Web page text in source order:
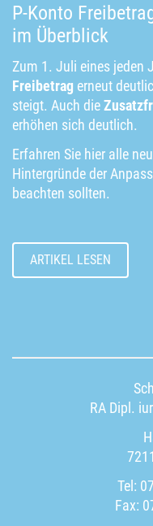
P-Konto
im Überblick
Zum 1. Juli eines jeden
Freibetrag erneut
steigt. Auch die
erhöhen sich deutlich.
Erfahren Sie hier alle
Hintergründe der
beachten sollten.
ARTIKEL LESEN
RA Dipl.
Tel:
Fax: